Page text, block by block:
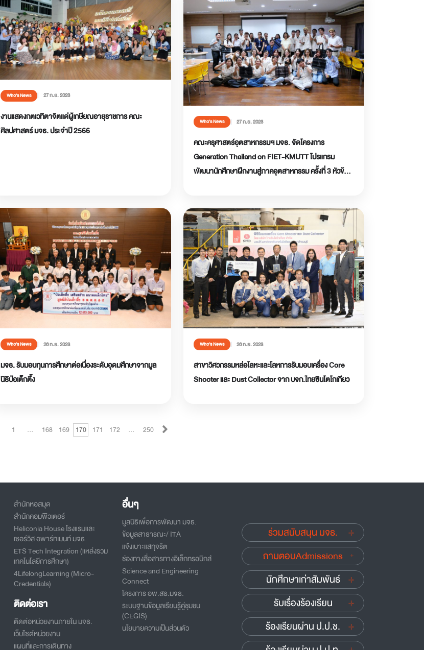
Who’s News 27 ก.ย. 2023
งานแสดงกตเวทิตาจิตแด่ผู้เกษียณอายุราชการ คณะ
ศิลปศาสตร์ มจธ. ประจำปี 2566
Who’s News 27 ก.ย. 2023
คณะครุศาสตร์อุตสาหกรรมฯ มจธ. จัดโครงการ
Generation Thailand on FIET-KMUTT โปรแกรม
พัฒนานักศึกษาฝึกงานสู่ภาคอุตสาหกรรม ครั้งที่ 3 หัวข้อ
Who’s News 26 ก.ย. 2023
มจธ. รับมอบทุนการศึกษาต่อเนื่องระดับอุดมศึกษาจากมูล
นิธิป่อเต็กตึ๊ง
Who’s News 26 ก.ย. 2023
สาขาวิศวกรรมหล่อโลหะและโลหการรับมอบเครื่อง Core
Shooter และ Dust Collector จาก บจก.ไทยซินโตโกเกียว
1 … 168 169 170 171 172 … 250
สำนักหอสมุด
สำนักคอมพิวเตอร์
Heliconia House โรงแรมและ
เซอร์วิส อพาร์ทเมนท์ มจธ.
ETS Tech Integration (แหล่งรวม
เทคโนโลยีการศึกษา)
4LifelongLearning (Micro-
Credentials)
ติดต่อเรา
ติดต่อหน่วยงานภายใน มจธ.
เว็บไซต์หน่วยงาน
แผนที่และการเดินทาง
อื่นๆ
มูลนิธิเพื่อการพัฒนา มจธ.
ข้อมูลสาธารณะ/ ITA
แจ้งเบาะแสทุจริต
ช่องทางสื่อสารทางอิเล็กทรอนิกส์
Science and Engineering
Connect
โครงการ อพ.สธ.มจธ.
ระบบฐานข้อมูลเรียนรู้คู่ชุมชน
(CEGIS)
นโยบายความเป็นส่วนตัว
ร่วมสนับสนุน มจธ.
ถามตอบAdmissions
นักศึกษาเก่าสัมพันธ์
รับเรื่องร้องเรียน
ร้องเรียนผ่าน ป.ป.ช.